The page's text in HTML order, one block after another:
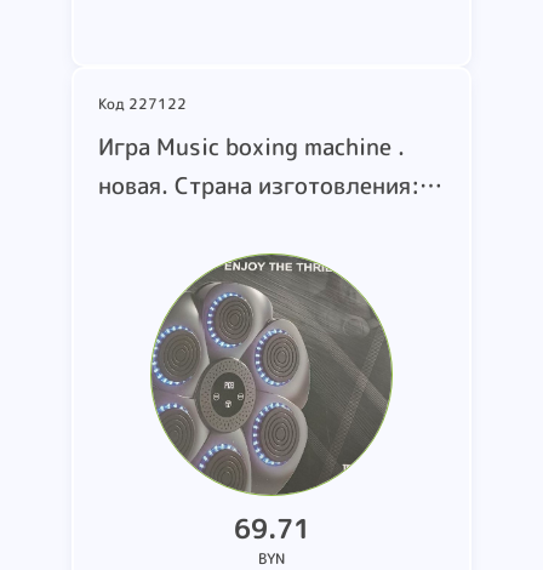
Код 227122
Игра Music boxing machine .
новая. Страна изготовления:
69.71
BYN